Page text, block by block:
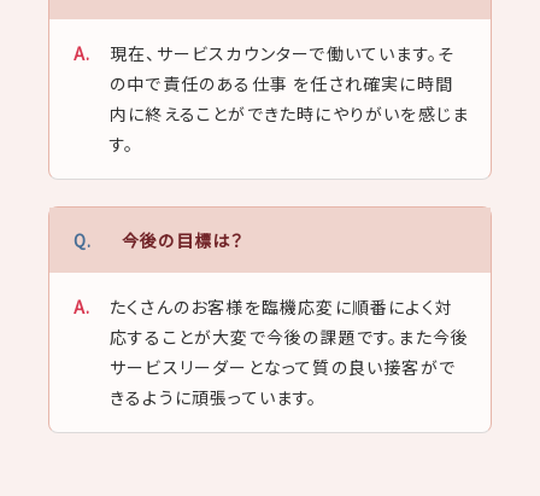
現在、サービスカウンターで働いています。そ
の中で責任のある仕事 を任され確実に時間
内に終えることができた時にやりがいを感じま
す。
今後の目標は？
たくさんのお客様を臨機応変に順番によく対
応することが大変で今後の課題です。また今後
サービスリーダーとなって質の良い接客がで
きるように頑張っています。